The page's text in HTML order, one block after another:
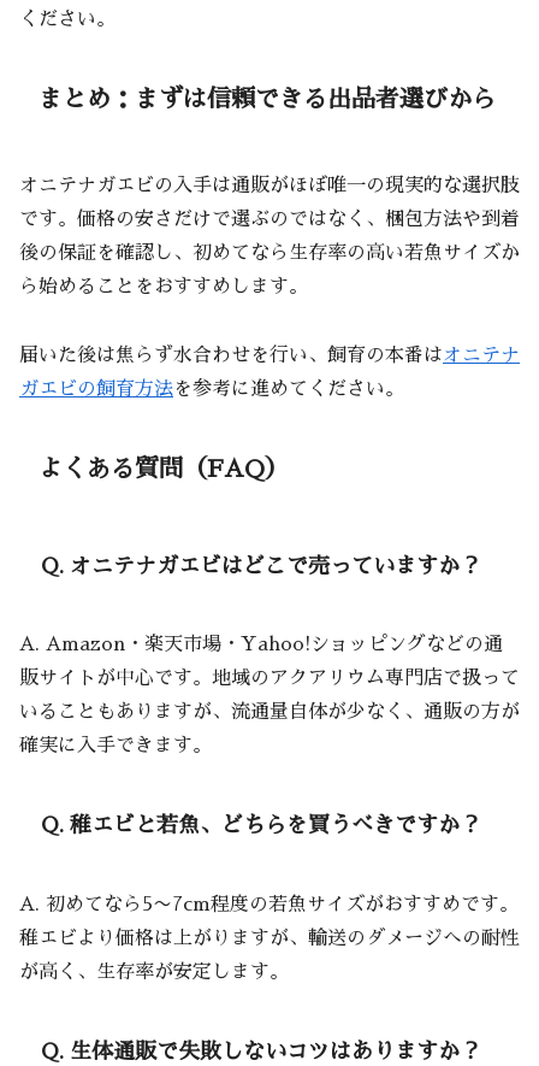
ください。
まとめ：まずは信頼できる出品者選びから
オニテナガエビの入手は通販がほぼ唯一の現実的な選択肢
です。価格の安さだけで選ぶのではなく、梱包方法や到着
後の保証を確認し、初めてなら生存率の高い若魚サイズか
ら始めることをおすすめします。
届いた後は焦らず水合わせを行い、飼育の本番はオニテナ
ガエビの飼育方法を参考に進めてください。
よくある質問（FAQ）
Q. オニテナガエビはどこで売っていますか？
A. Amazon・楽天市場・Yahoo!ショッピングなどの通
販サイトが中心です。地域のアクアリウム専門店で扱って
いることもありますが、流通量自体が少なく、通販の方が
確実に入手できます。
Q. 稚エビと若魚、どちらを買うべきですか？
A. 初めてなら5〜7cm程度の若魚サイズがおすすめです。
稚エビより価格は上がりますが、輸送のダメージへの耐性
が高く、生存率が安定します。
Q. 生体通販で失敗しないコツはありますか？